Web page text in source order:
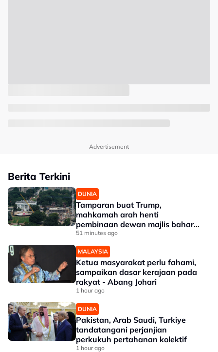
Advertisement
Berita Terkini
DUNIA
Tamparan buat Trump,
mahkamah arah henti
pembinaan dewan majlis baharu
White House bernilai RM1.6 bilion
51 minutes ago
MALAYSIA
Ketua masyarakat perlu fahami,
sampaikan dasar kerajaan pada
rakyat - Abang Johari
1 hour ago
DUNIA
Pakistan, Arab Saudi, Turkiye
tandatangani perjanjian
perkukuh pertahanan kolektif
1 hour ago